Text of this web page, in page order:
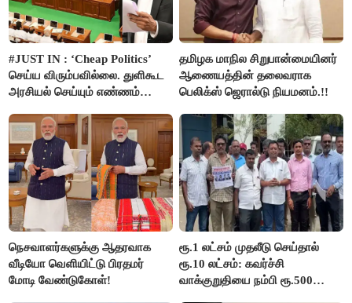
#JUST IN : ‘Cheap Politics’
செய்ய விரும்பவில்லை. துளிகூட
அரசியல் செய்யும் எண்ணம்
விஜய் பதில்!
தமிழக மாநில சிறுபான்மையினர்
ஆணையத்தின் தலைவராக
பெலிக்ஸ் ஜெரால்டு நியமனம்.!!
நெசவாளர்களுக்கு ஆதரவாக
வீடியோ வெளியிட்டு பிரதமர்
மோடி வேண்டுகோள்!
ரூ.1 லட்சம் முதலீடு செய்தால்
ரூ.10 லட்சம்: கவர்ச்சி
வாக்குறுதியை நம்பி ரூ.500